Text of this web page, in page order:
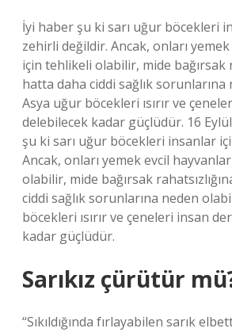
İyi haber şu ki sarı uğur böcekleri
zehirli değildir. Ancak, onları
için tehlikeli olabilir, mide bağırsak
hatta daha ciddi sağlık
Asya uğur böcekleri ısırır ve
delebilecek kadar güçlüdür. 16
şu ki sarı uğur böcekleri insanlar
Ancak, onları yemek evcil
olabilir, mide bağırsak
ciddi sağlık sorunlarına neden
böcekleri ısırır ve çeneleri insan
kadar güçlüdür.
Sarıkız çürütür
“Sıkıldığında fırlayabilen sarık